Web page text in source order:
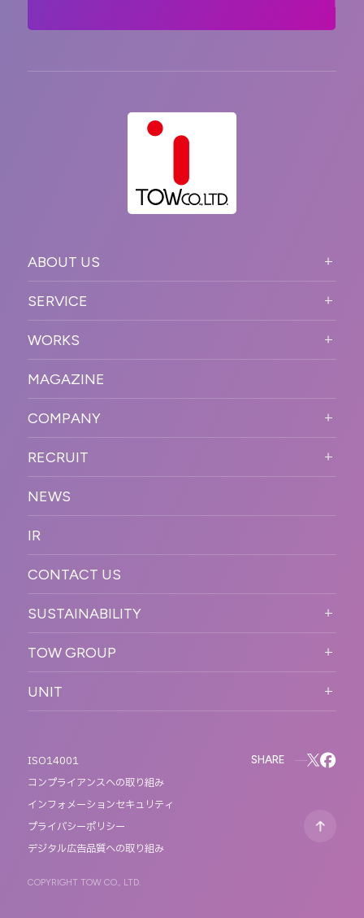
ABOUT US
PURPOSE
VISION
OUR DNA
SERVICE
STRONG POINT
BUSINESS DOMAIN
SOLUTION
WORKFLOW
WORKS
オンラインイベント
SNSプロモーション
プラットフォーム販
促
デジタル制作・映像
制作
PR
カンファレンス・展示会・アワ
ESPORTS・ゲームプロモーシ
MAGAZINE
COMPANY
COMPANY INFORMATION
MESSAGE
OFFICER
ACCESS
ORGANIZATION CHART
HISTORY
RECRUIT
新卒採用
キャリア採用
NEWS
IR
CONTACT US
SUSTAINABILITY
サステナビリティ
TOW GROUP
MOTTO
BLUES MOBILE
UNIT
ISO14001
コンプライアンスへの取り組み
インフォメーションセキュリティ
プライバシーポリシー
デジタル広告品質への取り組み
COPYRIGHT TOW CO., LTD.
SHARE